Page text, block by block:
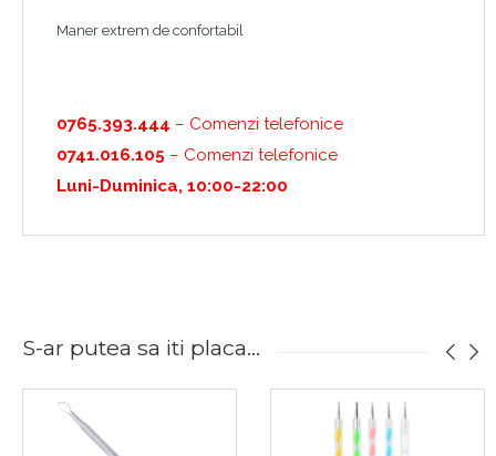
Maner extrem de confortabil
0765.393.444 – Comenzi telefonice
0741.016.105 – Comenzi telefonice
Luni-Duminica, 10:00-22:00
S-ar putea sa iti placa...